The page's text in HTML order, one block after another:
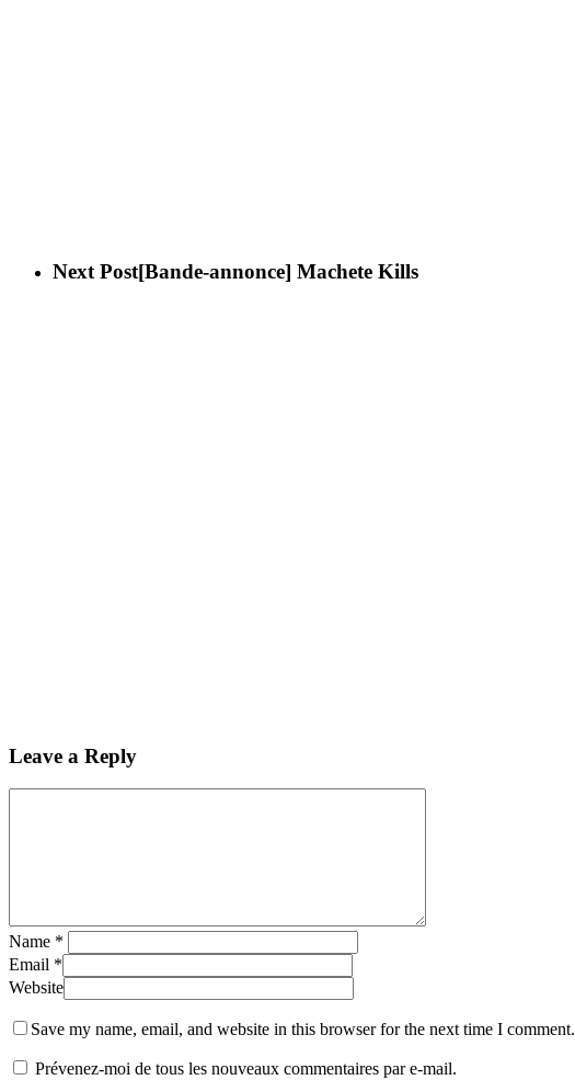
Next Post[Bande-annonce] Machete Kills
Leave a Reply
Name *
Email *
Website
Save my name, email, and website in this browser for the next time I comment.
Prévenez-moi de tous les nouveaux commentaires par e-mail.